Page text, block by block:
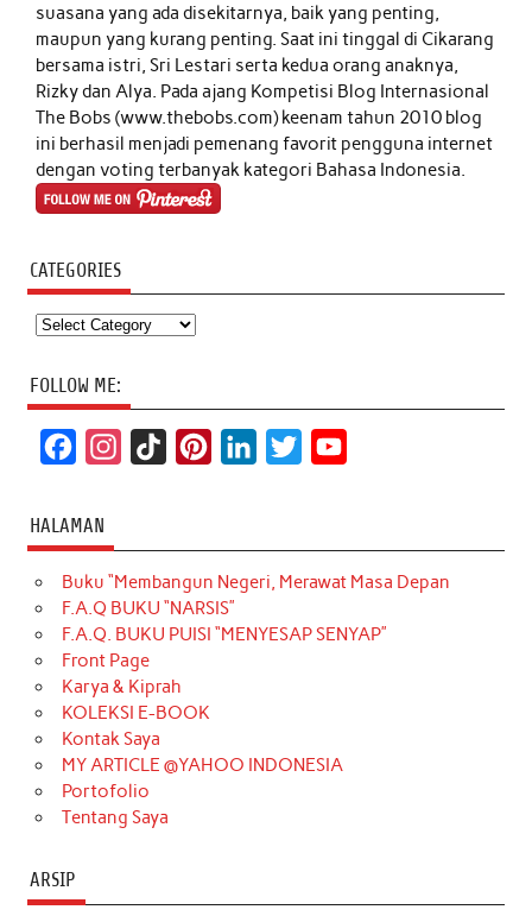
suasana yang ada disekitarnya, baik yang penting,
maupun yang kurang penting. Saat ini tinggal di Cikarang
bersama istri, Sri Lestari serta kedua orang anaknya,
Rizky dan Alya. Pada ajang Kompetisi Blog Internasional
The Bobs (www.thebobs.com) keenam tahun 2010 blog
ini berhasil menjadi pemenang favorit pengguna internet
dengan voting terbanyak kategori Bahasa Indonesia.
CATEGORIES
Categories
FOLLOW ME:
c
e
b
o
o
k
t
a
g
r
a
m
T
o
k
t
e
r
k
e
d
t
t
e
T
u
b
HALAMAN
Buku “Membangun Negeri, Merawat Masa Depan
F.A.Q BUKU “NARSIS”
F.A.Q. BUKU PUISI “MENYESAP SENYAP”
Front Page
Karya & Kiprah
KOLEKSI E-BOOK
Kontak Saya
MY ARTICLE @YAHOO INDONESIA
Portofolio
Tentang Saya
ARSIP